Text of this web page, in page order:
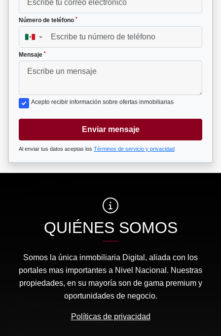
Número de teléfono *
▼
Mensaje *
Acepto recibir información sobre ofertas inmobiliarias
Enviar mensaje
Al enviar tus datos aceptas los Términos de servicio y privacidad
QUIÉNES SOMOS
Somos la única inmobiliaria Digital, aliada con los
portales mas importantes a Nivel Nacional. Nuestras
propiedades, en su mayoría son de gama premium y
oportunidades de negocio.
Políticas de privacidad